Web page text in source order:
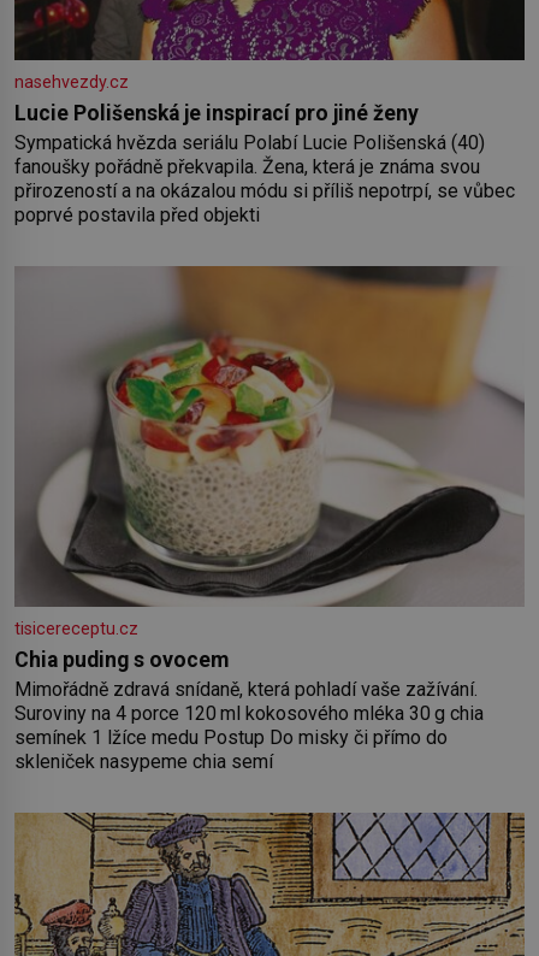
nasehvezdy.cz
Lucie Polišenská je inspirací pro jiné ženy
Sympatická hvězda seriálu Polabí Lucie Polišenská (40)
fanoušky pořádně překvapila. Žena, která je známa svou
přirozeností a na okázalou módu si příliš nepotrpí, se vůbec
poprvé postavila před objekti
tisicereceptu.cz
Chia puding s ovocem
Mimořádně zdravá snídaně, která pohladí vaše zažívání.
Suroviny na 4 porce 120 ml kokosového mléka 30 g chia
semínek 1 lžíce medu Postup Do misky či přímo do
skleniček nasypeme chia semí